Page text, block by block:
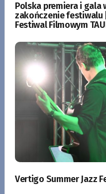
Polska premiera i gala
zakończenie festiwalu
Festiwal Filmowym
Vertigo Summer Jazz